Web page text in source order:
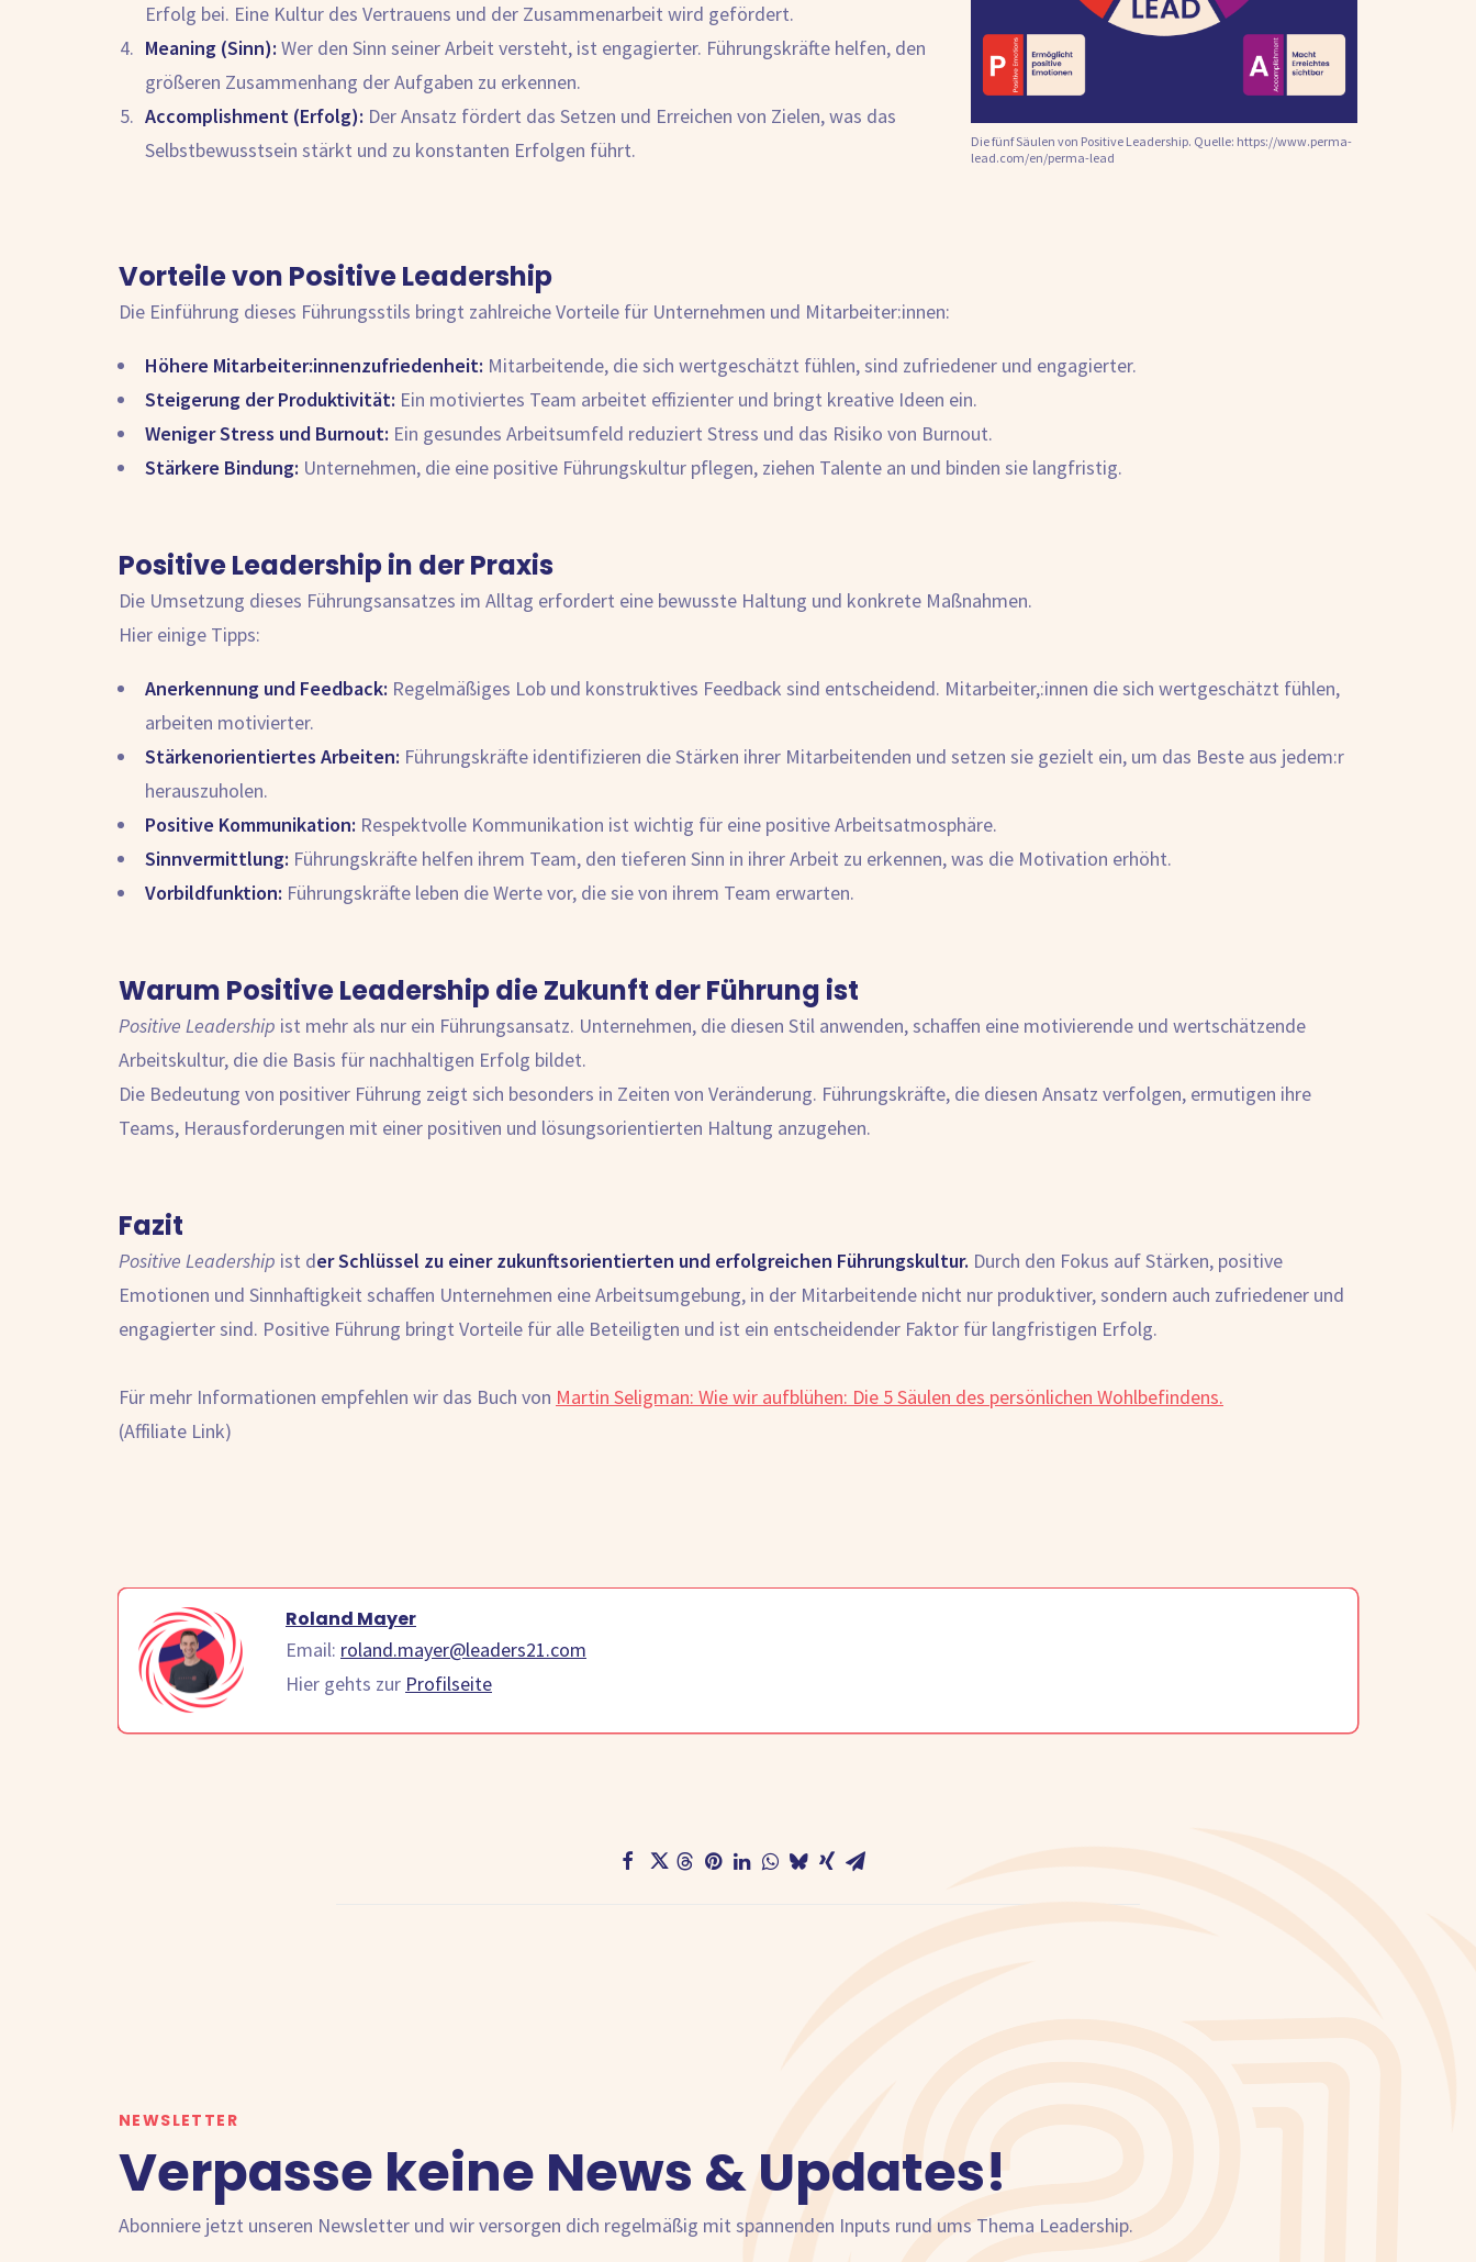
Erfolg bei. Eine Kultur des Vertrauens und der Zusammenarbeit wird gefördert.
Meaning (Sinn): Wer den Sinn seiner Arbeit versteht, ist engagierter. Führungskräfte helfen, den
größeren Zusammenhang der Aufgaben zu erkennen.
Accomplishment (Erfolg): Der Ansatz fördert das Setzen und Erreichen von Zielen, was das
Selbstbewusstsein stärkt und zu konstanten Erfolgen führt.
Die fünf Säulen von Positive Leadership. Quelle: https://www.perma-
lead.com/en/perma-lead
Vorteile von Positive Leadership
Die Einführung dieses Führungsstils bringt zahlreiche Vorteile für Unternehmen und Mitarbeiter:innen:
Höhere Mitarbeiter:innenzufriedenheit: Mitarbeitende, die sich wertgeschätzt fühlen, sind zufriedener und engagierter.
Steigerung der Produktivität: Ein motiviertes Team arbeitet effizienter und bringt kreative Ideen ein.
Weniger Stress und Burnout: Ein gesundes Arbeitsumfeld reduziert Stress und das Risiko von Burnout.
Stärkere Bindung: Unternehmen, die eine positive Führungskultur pflegen, ziehen Talente an und binden sie langfristig.
Positive Leadership in der Praxis
Die Umsetzung dieses Führungsansatzes im Alltag erfordert eine bewusste Haltung und konkrete Maßnahmen.
Hier einige Tipps:
Anerkennung und Feedback: Regelmäßiges Lob und konstruktives Feedback sind entscheidend. Mitarbeiter,:innen die sich wertgeschätzt fühlen,
arbeiten motivierter.
Stärkenorientiertes Arbeiten: Führungskräfte identifizieren die Stärken ihrer Mitarbeitenden und setzen sie gezielt ein, um das Beste aus jedem:r
herauszuholen.
Positive Kommunikation: Respektvolle Kommunikation ist wichtig für eine positive Arbeitsatmosphäre.
Sinnvermittlung: Führungskräfte helfen ihrem Team, den tieferen Sinn in ihrer Arbeit zu erkennen, was die Motivation erhöht.
Vorbildfunktion: Führungskräfte leben die Werte vor, die sie von ihrem Team erwarten.
Warum Positive Leadership die Zukunft der Führung ist
Positive Leadership ist mehr als nur ein Führungsansatz. Unternehmen, die diesen Stil anwenden, schaffen eine motivierende und wertschätzende
Arbeitskultur, die die Basis für nachhaltigen Erfolg bildet.
Die Bedeutung von positiver Führung zeigt sich besonders in Zeiten von Veränderung. Führungskräfte, die diesen Ansatz verfolgen, ermutigen ihre
Teams, Herausforderungen mit einer positiven und lösungsorientierten Haltung anzugehen.
Fazit
Positive Leadership ist der Schlüssel zu einer zukunftsorientierten und erfolgreichen Führungskultur. Durch den Fokus auf Stärken, positive
Emotionen und Sinnhaftigkeit schaffen Unternehmen eine Arbeitsumgebung, in der Mitarbeitende nicht nur produktiver, sondern auch zufriedener und
engagierter sind. Positive Führung bringt Vorteile für alle Beteiligten und ist ein entscheidender Faktor für langfristigen Erfolg.
Für mehr Informationen empfehlen wir das Buch von Martin Seligman: Wie wir aufblühen: Die 5 Säulen des persönlichen Wohlbefindens.
(Affiliate Link)
Roland Mayer
Email: roland.mayer@leaders21.com
Hier gehts zur Profilseite
NEWSLETTER
Verpasse keine News & Updates!
Abonniere jetzt unseren Newsletter und wir versorgen dich regelmäßig mit spannenden Inputs rund ums Thema Leadership.